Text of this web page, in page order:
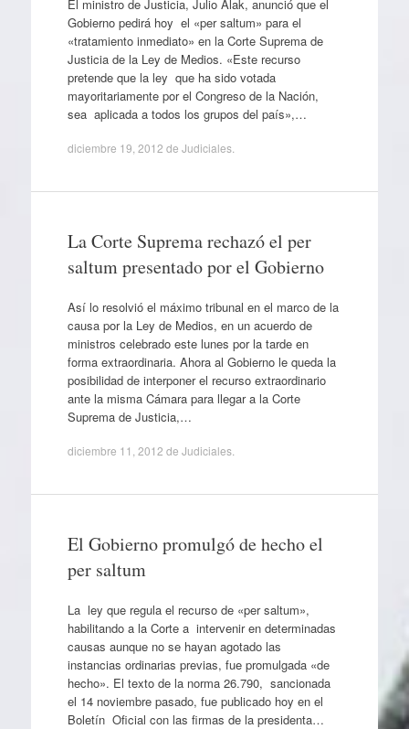
El ministro de Justicia, Julio Alak, anunció que el
Gobierno pedirá hoy el «per saltum» para el
«tratamiento inmediato» en la Corte Suprema de
Justicia de la Ley de Medios. «Este recurso
pretende que la ley que ha sido votada
mayoritariamente por el Congreso de la Nación,
sea aplicada a todos los grupos del país»,…
diciembre 19, 2012 de Judiciales.
La Corte Suprema rechazó el per
saltum presentado por el Gobierno
Así lo resolvió el máximo tribunal en el marco de la
causa por la Ley de Medios, en un acuerdo de
ministros celebrado este lunes por la tarde en
forma extraordinaria. Ahora al Gobierno le queda la
posibilidad de interponer el recurso extraordinario
ante la misma Cámara para llegar a la Corte
Suprema de Justicia,…
diciembre 11, 2012 de Judiciales.
El Gobierno promulgó de hecho el
per saltum
La ley que regula el recurso de «per saltum»,
habilitando a la Corte a intervenir en determinadas
causas aunque no se hayan agotado las
instancias ordinarias previas, fue promulgada «de
hecho». El texto de la norma 26.790, sancionada
el 14 noviembre pasado, fue publicado hoy en el
Boletín Oficial con las firmas de la presidenta…